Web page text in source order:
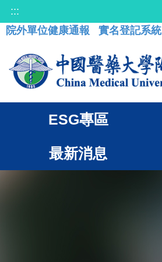
:::
院外單位健康通報
實名登記系統
ESG專區
最新消息